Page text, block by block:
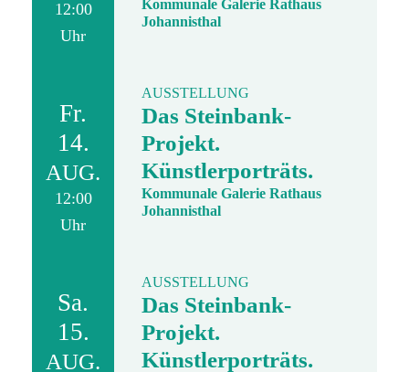
12:00
Uhr
Kommunale Galerie Rathaus
Johannisthal
Fr.
14.
AUG.
12:00
Uhr
AUSSTELLUNG
Das Steinbank-
Projekt.
Künstlerporträts.
Kommunale Galerie Rathaus
Johannisthal
Sa.
15.
AUG.
AUSSTELLUNG
Das Steinbank-
Projekt.
Künstlerporträts.